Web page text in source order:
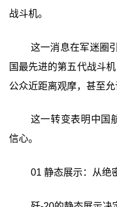
战斗机。
这一消息在军迷圈
国最先进的第五代战斗
公众近距离观摩，甚至
这一转变表明中国
信心。
01 静态展示：从绝